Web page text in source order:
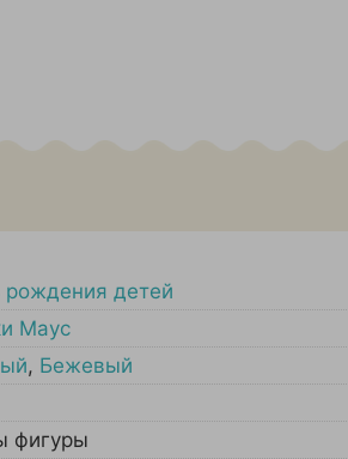
рождения детей
Маус
, Бежевый
фигуры